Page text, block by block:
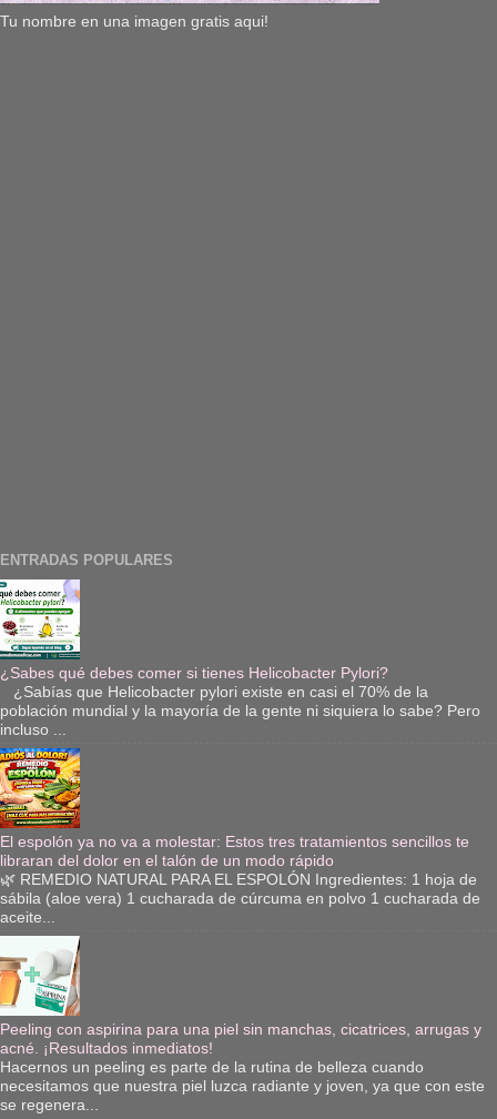
Tu nombre en una imagen gratis aqui!
ENTRADAS POPULARES
¿Sabes qué debes comer si tienes Helicobacter Pylori?
¿Sabías que Helicobacter pylori existe en casi el 70% de la
población mundial y la mayoría de la gente ni siquiera lo sabe? Pero
incluso ...
El espolón ya no va a molestar: Estos tres tratamientos sencillos te
libraran del dolor en el talón de un modo rápido
🌿 REMEDIO NATURAL PARA EL ESPOLÓN Ingredientes: 1 hoja de
sábila (aloe vera) 1 cucharada de cúrcuma en polvo 1 cucharada de
aceite...
Peeling con aspirina para una piel sin manchas, cicatrices, arrugas y
acné. ¡Resultados inmediatos!
Hacernos un peeling es parte de la rutina de belleza cuando
necesitamos que nuestra piel luzca radiante y joven, ya que con este
se regenera...